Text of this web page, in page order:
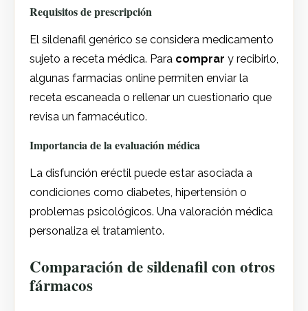
Requisitos de prescripción
El sildenafil genérico se considera medicamento
sujeto a receta médica. Para comprar y recibirlo,
algunas farmacias online permiten enviar la
receta escaneada o rellenar un cuestionario que
revisa un farmacéutico.
Importancia de la evaluación médica
La disfunción eréctil puede estar asociada a
condiciones como diabetes, hipertensión o
problemas psicológicos. Una valoración médica
personaliza el tratamiento.
Comparación de sildenafil con otros
fármacos